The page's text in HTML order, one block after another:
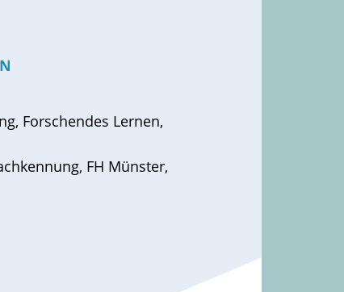
, Forschendes Lernen,
, FH Münster,